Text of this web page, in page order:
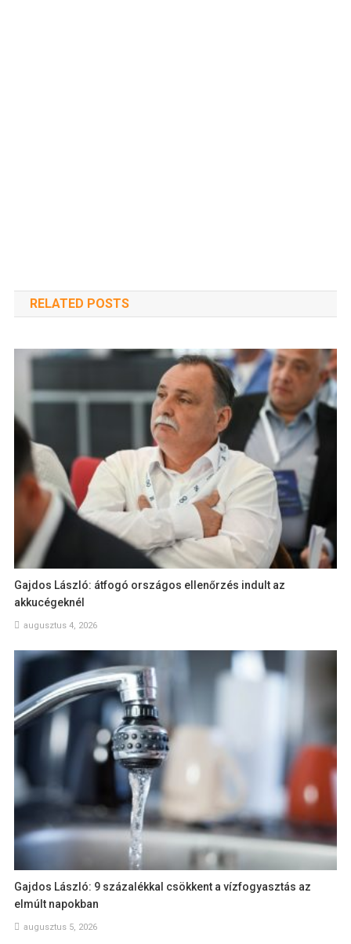
RELATED POSTS
Gajdos László: átfogó országos ellenőrzés indult az
akkucégeknél
augusztus 4, 2026
Gajdos László: 9 százalékkal csökkent a vízfogyasztás az
elmúlt napokban
augusztus 5, 2026